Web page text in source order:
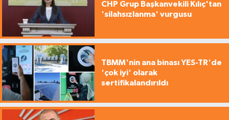
CHP Grup Başkanvekili Kılıç'tan
'silahsızlanma' vurgusu
TBMM'nin ana binası YES-TR'de
'çok iyi' olarak
sertifikalandırıldı